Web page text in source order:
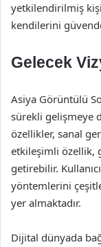
yetkilendirilmiş
kendilerini
Gelecek
Asiya Görüntülü
sürekli gelişmeye
özellikler, sanal
etkileşimli özellik,
getirebilir.
yöntemlerini
yer almaktadır.
Dijital dünyada